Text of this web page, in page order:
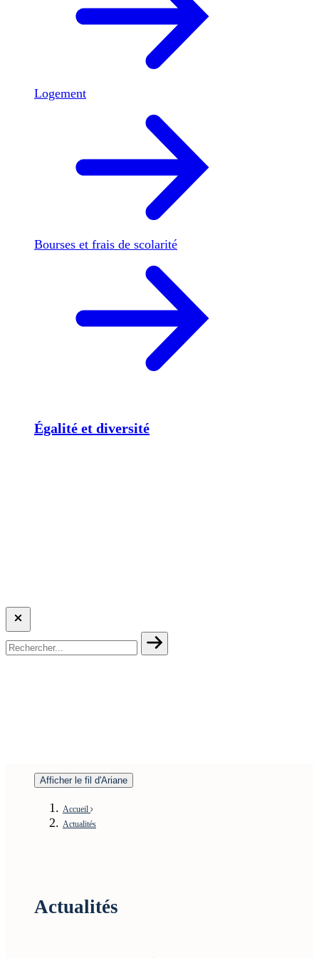
Logement
Bourses et frais de scolarité
Égalité et diversité
Afficher le fil d'Ariane
Accueil
Actualités
Actualités